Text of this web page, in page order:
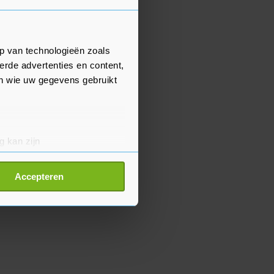
van technologieën zoals
advertenties en content,
wie uw gegevens gebruikt
kan zijn
detailgedeelte
Accepteren